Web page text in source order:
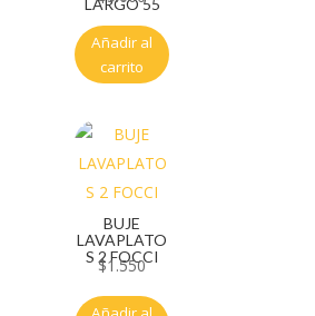
Añadir al
carrito
BUJE
LAVAPLATO
S 2 FOCCI
$1.550